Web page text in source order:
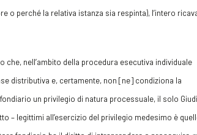
o perché la relativa istanza sia respinta), l’intero
che, nell’ambito della procedura esecutiva individuale
distributiva e, certamente, non [ne] condiziona la
un privilegio di natura processuale, il solo
– legittimi all’esercizio del privilegio medesimo è